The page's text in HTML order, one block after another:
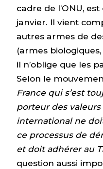
cadre de l’ONU,
janvier. Il vient
autres armes de
(armes
il n’oblige que les
Selon le
France qui s’est
porteur des
international ne
ce processus de
et doit adhérer au
question aussi